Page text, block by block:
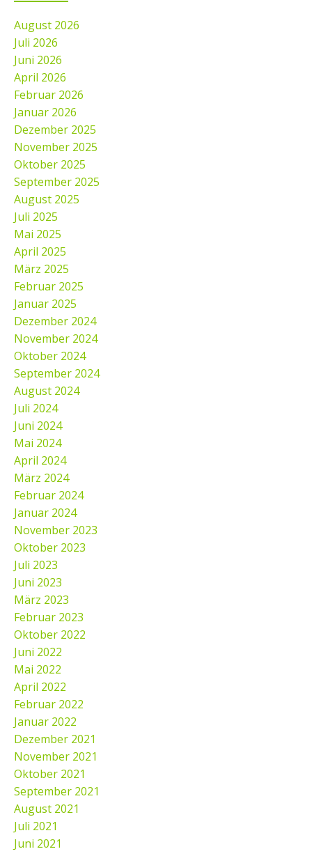
August 2026
Juli 2026
Juni 2026
April 2026
Februar 2026
Januar 2026
Dezember 2025
November 2025
Oktober 2025
September 2025
August 2025
Juli 2025
Mai 2025
April 2025
März 2025
Februar 2025
Januar 2025
Dezember 2024
November 2024
Oktober 2024
September 2024
August 2024
Juli 2024
Juni 2024
Mai 2024
April 2024
März 2024
Februar 2024
Januar 2024
November 2023
Oktober 2023
Juli 2023
Juni 2023
März 2023
Februar 2023
Oktober 2022
Juni 2022
Mai 2022
April 2022
Februar 2022
Januar 2022
Dezember 2021
November 2021
Oktober 2021
September 2021
August 2021
Juli 2021
Juni 2021